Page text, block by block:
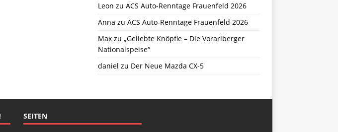
Leon zu ACS Auto-Renntage Frauenfeld 2026
Anna zu ACS Auto-Renntage Frauenfeld 2026
Maxzu „Geliebte Knöpfle – Die Vorarlberger
Nationalspeise“
daniel zu Der Neue Mazda CX-5
SEITEN